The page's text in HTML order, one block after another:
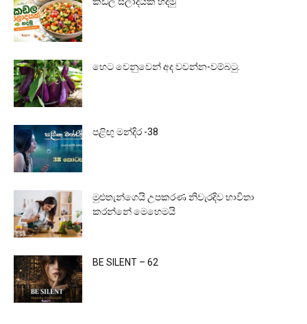
හෙට වෙනුවෙන් අද වවන්න-වම්බටු.
පළිඟු මන්දිර -38
මුළුතැන්ගෙයි උපකරණ නිවැරදිව භාවිතා
කරන්නේ මෙහෙමයි
BE SILENT – 62